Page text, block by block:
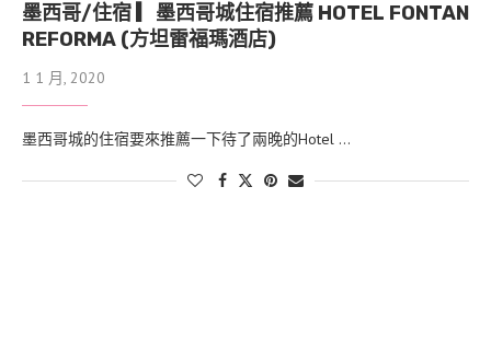
墨西哥/住宿 ▎墨西哥城住宿推薦 HOTEL FONTAN
REFORMA (方坦雷福瑪酒店)
1 1 月, 2020
墨西哥城的住宿要來推薦一下待了兩晚的Hotel …